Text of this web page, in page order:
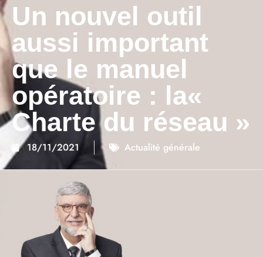
Un nouvel outil
aussi important
que le manuel
opératoire : la«
Charte du réseau »
18/11/2021 Actualité générale